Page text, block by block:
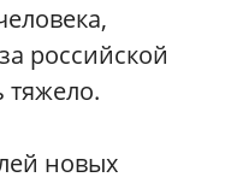
российской
тяжело.
новых